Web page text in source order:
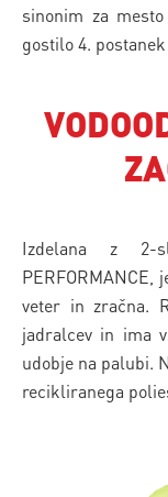
sinonim za
gostilo 4.
Izdelana z 2-
PERFORMANCE,
veter in zračna.
jadralcev in ima
udobje na palubi.
recikliranega